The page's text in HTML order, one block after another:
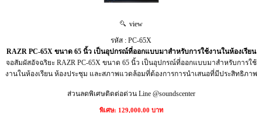
view
รหัส : PC-65X
RAZR PC-65X ขนาด 65 นิ้ว เป็นอุปกรณ์ที่ออกแบบมาสำหรับการใช้งานในห้องเรียน
จอสัมผัสอัจฉริยะ RAZR PC-65X ขนาด 65 นิ้ว เป็นอุปกรณ์ที่ออกแบบมาสำหรับการใช้
งานในห้องเรียน ห้องประชุม และสภาพแวดล้อมที่ต้องการการนำเสนอที่มีประสิทธิภาพ
ส่วนลดพิเศษติดต่อด่วน Line @soundscenter
พิเศษ: 129,000.00 บาท